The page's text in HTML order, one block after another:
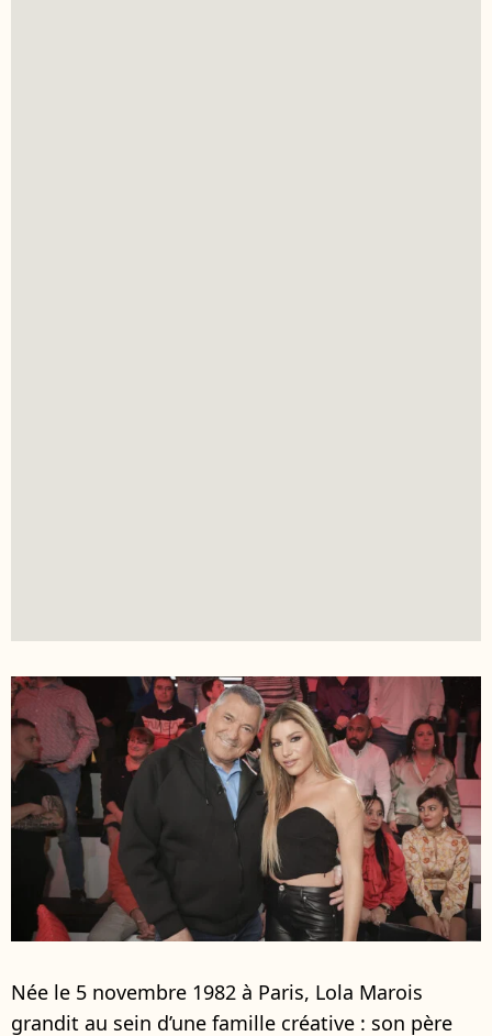
Née le 5 novembre 1982 à Paris, Lola Marois
grandit au sein d’une famille créative : son père